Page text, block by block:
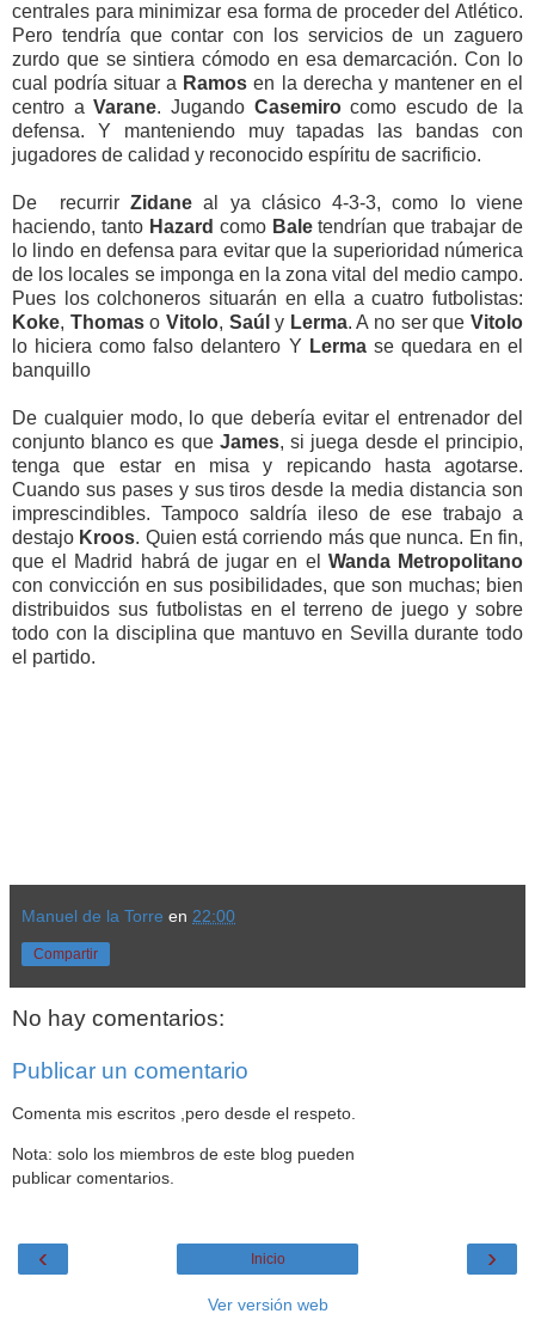
centrales para minimizar esa forma de proceder del Atlético.
Pero tendría que contar con los servicios de un zaguero
zurdo que se sintiera cómodo en esa demarcación. Con lo
cual podría situar a Ramosen la derecha y mantener en el
centro aVarane. Jugando Casemirocomo escudo de la
defensa. Y manteniendo muy tapadas las bandas con
jugadores de calidad y reconocido espíritu de sacrificio.
De recurrir Zidaneal ya clásico 4-3-3, como lo viene
haciendo, tanto Hazard como Baletendrían que trabajar de
lo lindo en defensa para evitar que la superioridad númerica
de los locales se imponga en la zona vital del medio campo.
Pues los colchoneros situarán en ella a cuatro futbolistas:
Koke, Thomaso Vitolo, Saúl y Lerma. A no ser queVitolo
lo hiciera como falso delantero Y Lermase quedara en el
banquillo
De cualquier modo, lo que debería evitar el entrenador del
conjunto blanco es que James, si juega desde el principio,
tenga que estar en misa y repicando hasta agotarse.
Cuando sus pases y sus tiros desde la media distancia son
imprescindibles. Tampoco saldría ileso de ese trabajo a
destajo Kroos. Quien está corriendo más que nunca. En fin,
que el Madrid habrá de jugar en el Wanda Metropolitano
con convicción en sus posibilidades, que son muchas; bien
distribuidos sus futbolistas en el terreno de juego y sobre
todo con la disciplina que mantuvo en Sevilla durante todo
el partido.
Manuel de la Torre en 22:00
Compartir
No hay comentarios:
Publicar un comentario
Comenta mis escritos ,pero desde el respeto.
Nota: solo los miembros de este blog pueden
publicar comentarios.
‹ ›
Inicio
Ver versión web